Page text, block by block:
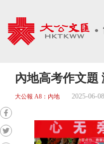
內地高考作文題
大公報 A8：內地 2025-06-08